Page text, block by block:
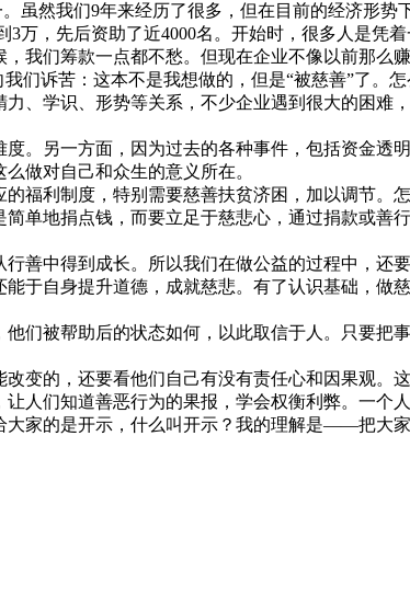
虽然我们9年来经历了很多，但在目前的经济形势
，先后资助了近4000名。开始时，很多人是凭
我们筹款一点都不愁。但现在企业不像以前那
们诉苦：这本不是我想做的，但是“被慈善”了。
学识、形势等关系，不少企业遇到很大的困难
。另一方面，因为过去的各种事件，包括资金
做对自己和众生的意义所在。
利制度，特别需要慈善扶贫济困，加以调节。
单地捐点钱，而要立足于慈悲心，通过捐款或善
中得到成长。所以我们在做公益的过程中，还
于自身提升道德，成就慈悲。有了认识基础，做
被帮助后的状态如何，以此取信于人。只要把
的，还要看他们自己有没有责任心和因果观。
人们知道善恶行为的果报，学会权衡利弊。一个
大家的是开示，什么叫开示？我的理解是——把大